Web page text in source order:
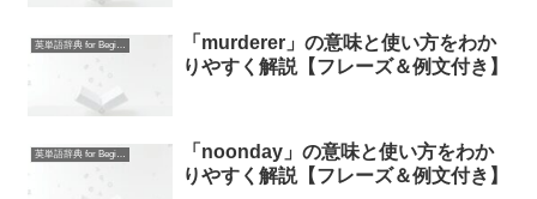
英単語辞典 for Beginners
「murderer」の意味と使い方をわか
りやすく解説【フレーズ＆例文付き】
英単語辞典 for Beginners
「noonday」の意味と使い方をわか
りやすく解説【フレーズ＆例文付き】